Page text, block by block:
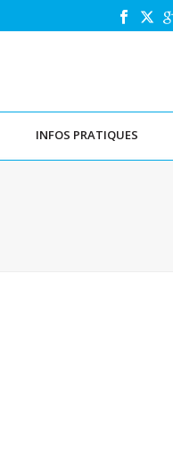
INFOS PRATIQUES